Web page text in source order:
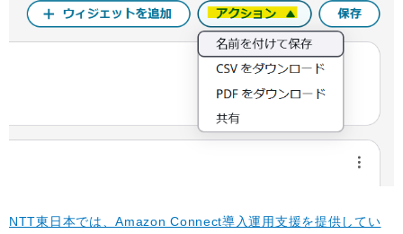
NTT東日本では、Amazon Connect導入運用支援を提供してい